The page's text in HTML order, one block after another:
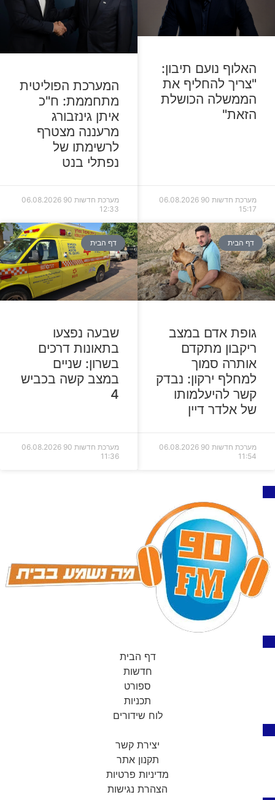
האלוף נועם תיבון:
"צריך להחליף את
הממשלה הכושלת
הזאת"
מערכת חדשות 90
06.08.2026
15:17
המערכת הפוליטית
מתחממת: ח"כ
איתן גינזבורג
מרעננה מצטרף
לרשימתו של
נפתלי בנט
מערכת חדשות 90
06.08.2026
12:33
דף הבית
גופת אדם במצב
ריקבון מתקדם
אותרה סמוך
למחלף ירקון: נבדק
קשר להיעלמותו
של אלדר דיין
מערכת חדשות 90
06.08.2026
11:54
דף הבית
שבעה נפצעו
בתאונות דרכים
בשרון: שניים
במצב קשה בכביש
4
מערכת חדשות 90
06.08.2026
11:36
דף הבית
חדשות
ספורט
תכניות
לוח שידורים
יצירת קשר
תקנון אתר
מדיניות פרטיות
הצהרת נגישות